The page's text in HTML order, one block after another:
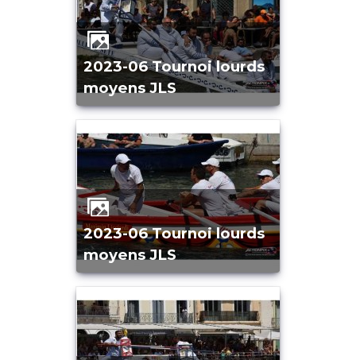
2023-06 Tournoi lourds
moyens JLS
2023-06 Tournoi lourds
moyens JLS